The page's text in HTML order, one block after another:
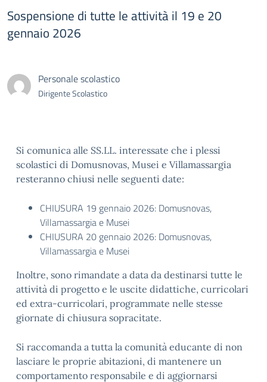
Sospensione di tutte le attività il 19 e 20
gennaio 2026
Personale scolastico
Dirigente Scolastico
Si comunica alle SS.LL. interessate che i plessi
scolastici di Domusnovas, Musei e Villamassargia
resteranno chiusi nelle seguenti date:
CHIUSURA 19 gennaio 2026: Domusnovas,
Villamassargia e Musei
CHIUSURA 20 gennaio 2026: Domusnovas,
Villamassargia e Musei
Inoltre, sono rimandate a data da destinarsi tutte le
attività di progetto e le uscite didattiche, curricolari
ed extra-curricolari, programmate nelle stesse
giornate di chiusura sopracitate.
Si raccomanda a tutta la comunità educante di non
lasciare le proprie abitazioni, di mantenere un
comportamento responsabile e di aggiornarsi